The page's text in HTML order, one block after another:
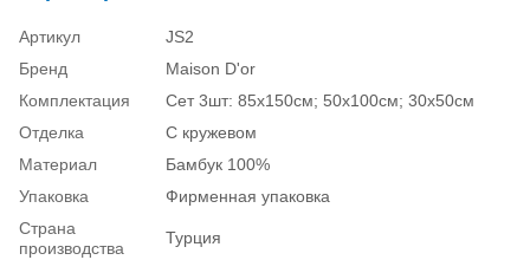
Артикул
JS2
Бренд
Maison D'or
Комплектация
Сет 3шт: 85х150см; 50х100см; 30х50см
Отделка
С кружевом
Материал
Бамбук 100%
Упаковка
Фирменная упаковка
Страна
производства
Турция